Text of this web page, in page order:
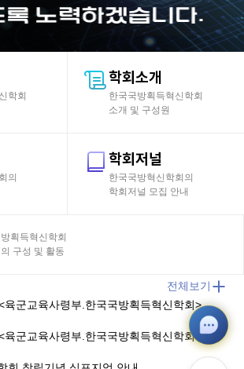
학회
학회소개
한국국방획득혁신학회
소개 및 구성원
의
학회저널
한국국방혁신학회의
학회저널 모집 안내
획득혁신학회
구성 및 활동
전체보기
2023 공동 세미나 <육군교육사령부.한국국방획득혁신학회> 국방 모빌리티의 미래와 도전
2023 공동 세미나 <육군교육사령부.한국국방획득혁신학회> 국방 모빌리티의 미래와 도전